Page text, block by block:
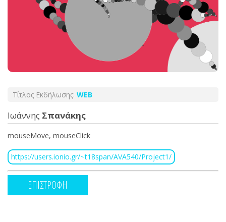
Τίτλος Εκδήλωσης: WEB
Ιωάννης Σπανάκης
mouseMove, mouseClick
https://users.ionio.gr/~t18span/AVA540/Project1/
ΕΠΙΣΤΡΟΦΗ